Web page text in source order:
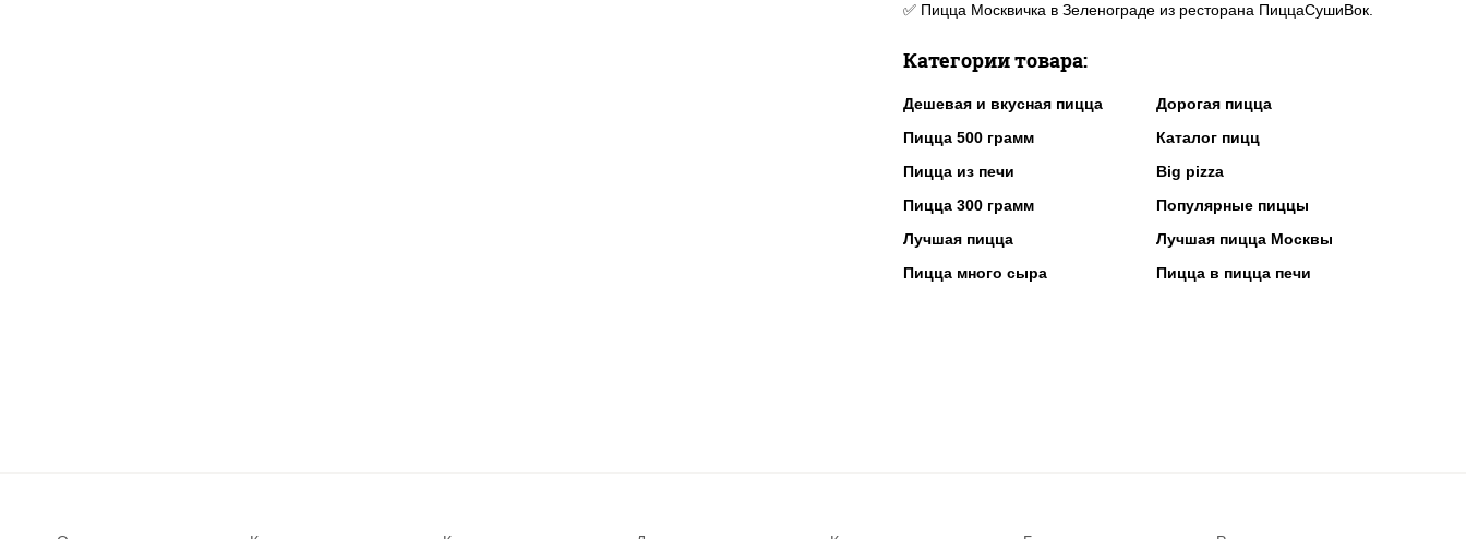
✅ Пицца Москвичка в Зеленограде из ресторана ПиццаСушиВок.
Категории товара:
Дешевая и вкусная пицца
Дорогая пицца
Пицца 500 грамм
Каталог пицц
Пицца из печи
Big pizza
Пицца 300 грамм
Популярные пиццы
Лучшая пицца
Лучшая пицца Москвы
Пицца много сыра
Пицца в пицца печи